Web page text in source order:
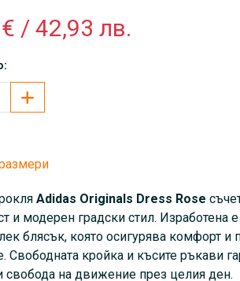
/ 42,93 лв.
Adidas Originals Dress Rose
и модерен градски стил. Изработена
блясък, която осигурява комфорт и
Свободната кройка и късите ръкави
свобода на движение през целия ден.